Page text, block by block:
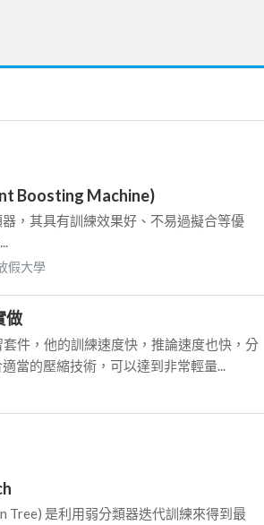
Boosting Machine)
，其具有訓練效果好、不易過擬合等優
假大學
做
件，他的訓練速度快，推論速度也快，分
當的壓縮技術，可以達到非常輕量...
是利用弱分類器迭代訓練來得到最